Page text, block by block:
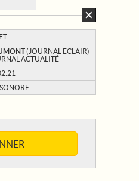
(JOURNAL ECLAIR)
ACTUALITÉ